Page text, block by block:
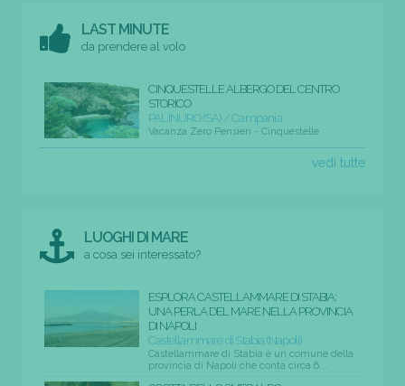
LAST MINUTE
da prendere al volo
CINQUESTELLE ALBERGO DEL CENTRO
STORICO
PALINURO (SA) / Campania
Vacanza Zero Pensieri - Cinquestelle
vedi tutte
LUOGHI DI MARE
a cosa sei interessato?
ESPLORA CASTELLAMMARE DI STABIA:
UNA PERLA DEL MARE NELLA PROVINCIA
DI NAPOLI
Castellammare di Stabia (Napoli)
Castellammare di Stabia è un comune della
provincia di Napoli che conta circa 6...